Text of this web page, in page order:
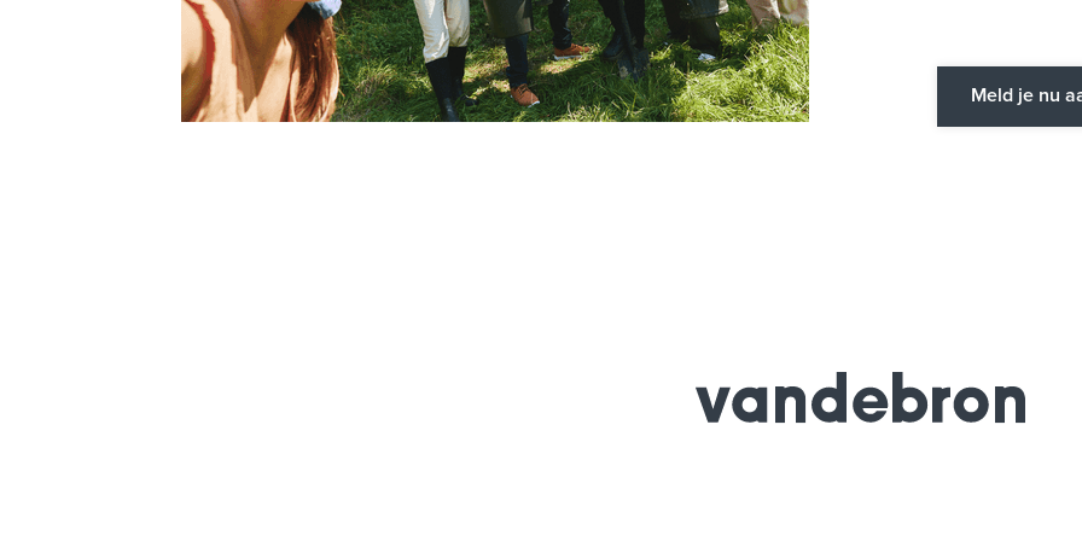
Meld je nu